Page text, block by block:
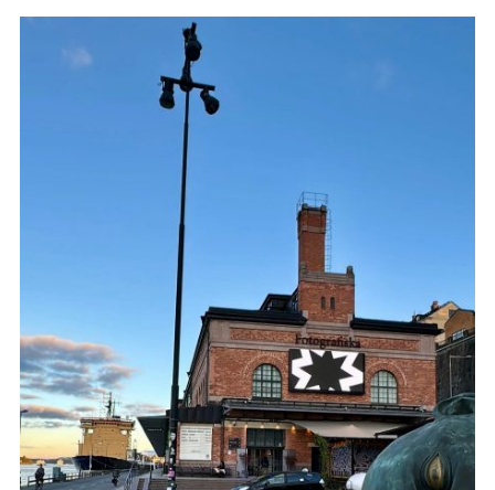
5 redenen waarom je